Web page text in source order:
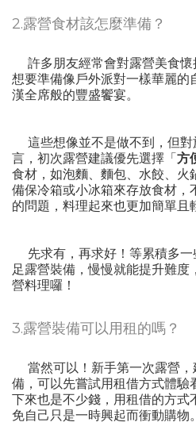
2.露營食材該怎麼準備？
許多朋友經常會對露營美食懷
想要準備像戶外派對一樣華麗
漢全席般的豐盛饗宴。
這些想像並不是做不到，但對
言，初次露營建議優先選擇「方
食材，如泡麵、麵包、水餃、火
備保冷箱或小冰箱來存放食材，
的問題，料理起來也更加簡單且
先求有，再求好！等累積多一
足露營裝備，慢慢就能提升難度
營料理囉！
3.露營裝備可以用租的嗎？
當然可以！新手第一次露營，
備，可以先嘗試用租借方式體驗
下來也是不少錢，用租借的方式
免自己只是一時興起而衝動購物。